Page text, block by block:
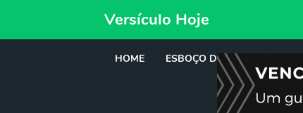
Versículo Hoje
HOME ESBOÇO DE PREGAÇÃO